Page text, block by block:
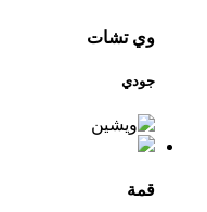
وي تشات
جودي
قمة